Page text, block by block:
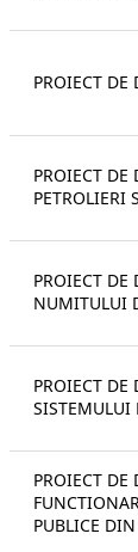
PROIECT
PROIECT
PETROLIERI
PROIECT
NUMITULUI
PROIECT DE
SISTEMULUI
PROIECT
PUBLICE